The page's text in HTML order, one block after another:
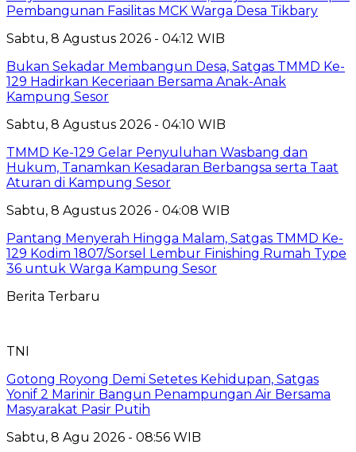
Pembangunan Fasilitas MCK Warga Desa Tikbary
Sabtu, 8 Agustus 2026 - 04:12 WIB
Bukan Sekadar Membangun Desa, Satgas TMMD Ke-
129 Hadirkan Keceriaan Bersama Anak-Anak
Kampung Sesor
Sabtu, 8 Agustus 2026 - 04:10 WIB
TMMD Ke-129 Gelar Penyuluhan Wasbang dan
Hukum, Tanamkan Kesadaran Berbangsa serta Taat
Aturan di Kampung Sesor
Sabtu, 8 Agustus 2026 - 04:08 WIB
Pantang Menyerah Hingga Malam, Satgas TMMD Ke-
129 Kodim 1807/Sorsel Lembur Finishing Rumah Type
36 untuk Warga Kampung Sesor
Berita Terbaru
TNI
Gotong Royong Demi Setetes Kehidupan, Satgas
Yonif 2 Marinir Bangun Penampungan Air Bersama
Masyarakat Pasir Putih
Sabtu, 8 Agu 2026 - 08:56 WIB